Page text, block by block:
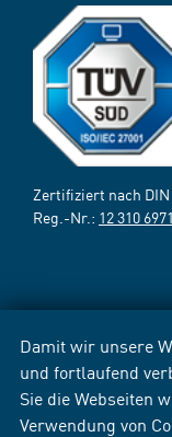
Damit wir unsere
und fortlaufend
Sie die Webseiten
Verwendung von
Zertifiziert nach DIN
Reg.-Nr.: 12 310